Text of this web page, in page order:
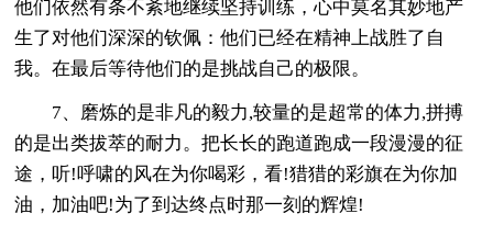
他们依然有条不紊地继续坚持训练，心中莫名其妙地产
生了对他们深深的钦佩：他们已经在精神上战胜了自
我。在最后等待他们的是挑战自己的极限。
7、磨炼的是非凡的毅力,较量的是超常的体力,拼搏
的是出类拔萃的耐力。把长长的跑道跑成一段漫漫的征
途，听!呼啸的风在为你喝彩，看!猎猎的彩旗在为你加
油，加油吧!为了到达终点时那一刻的辉煌!